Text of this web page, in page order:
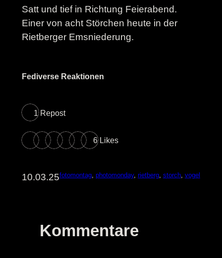
Satt und tief in Richtung Feierabend.
Einer von acht Störchen heute in der
Rietberger Emsniederung.
Fediverse Reaktionen
1 Repost
6 Likes
10.03.25fotomontag, photomonday, rietberg, storch, vogel
Kommentare